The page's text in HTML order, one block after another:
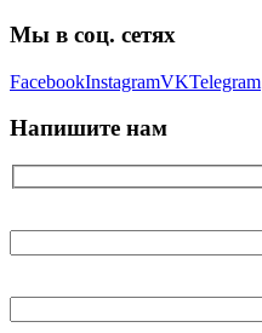
Мы в соц. сетях
FacebookInstagramVKTelegram
Напишите нам